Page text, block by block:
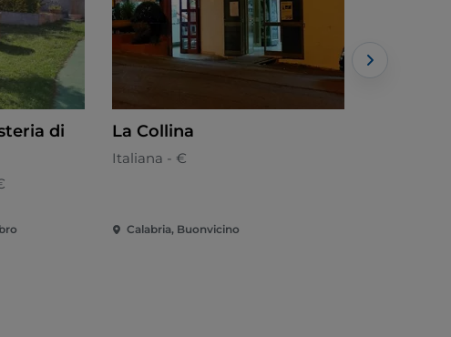
di
La Collina
Italiana - €
Calabria, Buonvicino